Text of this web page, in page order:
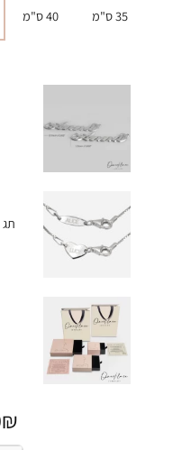
35 ס"מ 40 ס"מ
תג
₪